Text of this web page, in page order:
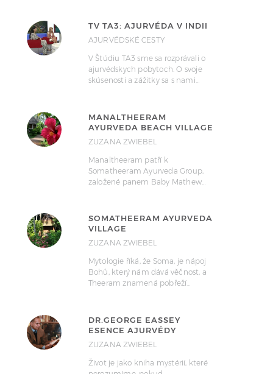
TV TA3: AJURVÉDA V INDII
AJURVÉDSKÉ CESTY
V Štúdiu TA3 sme sa rozprávali o
ajurvédskych pobytoch. O svoje
skúsenosti a zážitky sa s nami…
MANALTHEERAM
AYURVEDA BEACH VILLAGE
ZUZANA ZWIEBEL
Manaltheeram patří k
Somatheeram Ayurveda Group,
založené panem Baby Mathew…
SOMATHEERAM AYURVEDA
VILLAGE
ZUZANA ZWIEBEL
Mytologie říká, že Soma, je nápoj
Bohů, který nám dává věčnost, a
Theeram znamená pobřeží…
DR.GEORGE EASSEY
ESENCE AJURVÉDY
ZUZANA ZWIEBEL
Život je jako kniha mystérií, které